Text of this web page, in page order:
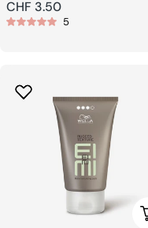
Prix
CHF 3.50
5